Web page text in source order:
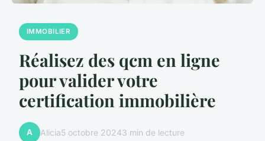
IMMOBILIER
Réalisez des qcm en ligne
pour valider votre
certification immobilière
A Alicia5 octobre 20243 min de lecture